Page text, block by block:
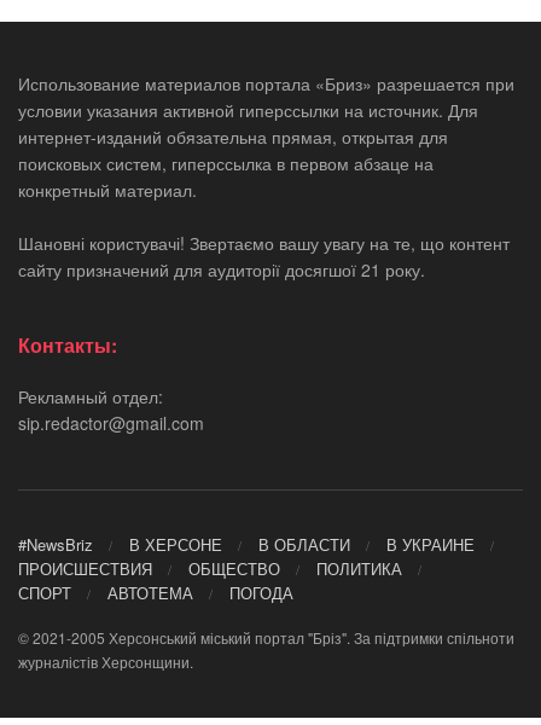
Использование материалов портала «Бриз» разрешается при
условии указания активной гиперссылки на источник. Для
интернет-изданий обязательна прямая, открытая для
поисковых систем, гиперссылка в первом абзаце на
конкретный материал.
Шановні користувачі! Звертаємо вашу увагу на те, що контент
сайту призначений для аудиторії досягшої 21 року.
Контакты:
Рекламный отдел:
sip.redactor@gmail.com
#NewsBriz В ХЕРСОНЕ В ОБЛАСТИ
В УКРАИНЕ
ПРОИСШЕСТВИЯ
ОБЩЕСТВО
ПОЛИТИКА
СПОРТ
АВТОТЕМА ПОГОДА
© 2021-2005 Херсонський міський портал "Бріз". За підтримки спільноти
журналістів Херсонщини.